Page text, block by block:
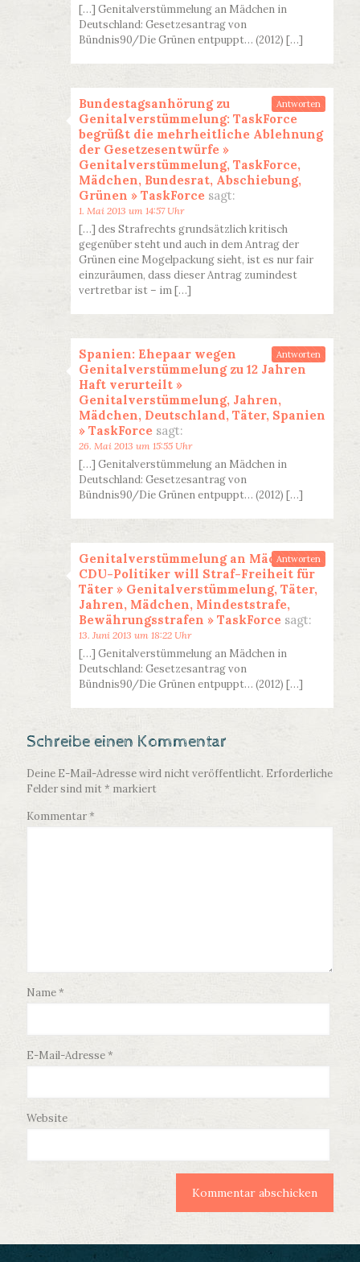
[…] Genitalverstümmelung an Mädchen in
Deutschland: Gesetzesantrag von
Bündnis90/Die Grünen entpuppt… (2012) […]
Bundestagsanhörung zu
Genitalverstümmelung: TaskForce
begrüßt die mehrheitliche Ablehnung
der Gesetzesentwürfe »
Genitalverstümmelung, TaskForce,
Mädchen, Bundesrat, Abschiebung,
Grünen » TaskForce sagt:
1. Mai 2013 um 14:57 Uhr
[…] des Strafrechts grundsätzlich kritisch
gegenüber steht und auch in dem Antrag der
Grünen eine Mogelpackung sieht, ist es nur fair
einzuräumen, dass dieser Antrag zumindest
vertretbar ist – im […]
Antworten
Spanien: Ehepaar wegen
Genitalverstümmelung zu 12 Jahren
Haft verurteilt »
Genitalverstümmelung, Jahren,
Mädchen, Deutschland, Täter, Spanien
» TaskForce sagt:
26. Mai 2013 um 15:55 Uhr
[…] Genitalverstümmelung an Mädchen in
Deutschland: Gesetzesantrag von
Bündnis90/Die Grünen entpuppt… (2012) […]
Antworten
Genitalverstümmelung an Mädchen:
CDU-Politiker will Straf-Freiheit für
Täter » Genitalverstümmelung, Täter,
Jahren, Mädchen, Mindeststrafe,
Bewährungsstrafen » TaskForce sagt:
13. Juni 2013 um 18:22 Uhr
[…] Genitalverstümmelung an Mädchen in
Deutschland: Gesetzesantrag von
Bündnis90/Die Grünen entpuppt… (2012) […]
Antworten
Schreibe einen Kommentar
Deine E-Mail-Adresse wird nicht veröffentlicht. Erforderliche
Felder sind mit* markiert
Kommentar*
Name*
E-Mail-Adresse*
Website